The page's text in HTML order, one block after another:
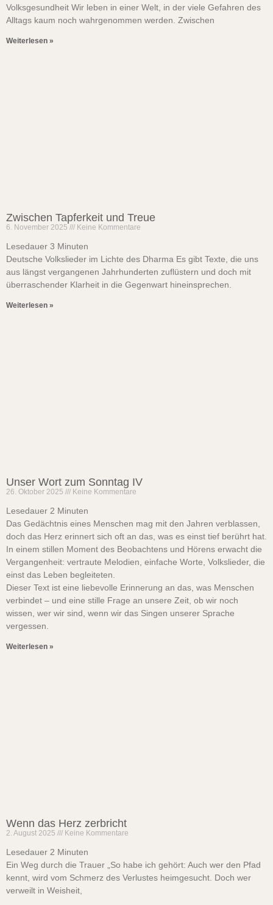
Volksgesundheit Wir leben in einer Welt, in der viele Gefahren des
Alltags kaum noch wahrgenommen werden. Zwischen
Weiterlesen »
Zwischen Tapferkeit und Treue
6. November 2025 Keine Kommentare
Lesedauer 3 Minuten
Deutsche Volkslieder im Lichte des Dharma Es gibt Texte, die uns
aus längst vergangenen Jahrhunderten zuflüstern und doch mit
überraschender Klarheit in die Gegenwart hineinsprechen.
Weiterlesen »
Unser Wort zum Sonntag IV
26. Oktober 2025 Keine Kommentare
Lesedauer 2 Minuten
Das Gedächtnis eines Menschen mag mit den Jahren verblassen,
doch das Herz erinnert sich oft an das, was es einst tief berührt hat.
In einem stillen Moment des Beobachtens und Hörens erwacht die
Vergangenheit: vertraute Melodien, einfache Worte, Volkslieder, die
einst das Leben begleiteten.
Dieser Text ist eine liebevolle Erinnerung an das, was Menschen
verbindet – und eine stille Frage an unsere Zeit, ob wir noch
wissen, wer wir sind, wenn wir das Singen unserer Sprache
vergessen.
Weiterlesen »
Wenn das Herz zerbricht
2. August 2025 Keine Kommentare
Lesedauer 2 Minuten
Ein Weg durch die Trauer „So habe ich gehört: Auch wer den Pfad
kennt, wird vom Schmerz des Verlustes heimgesucht. Doch wer
verweilt in Weisheit,